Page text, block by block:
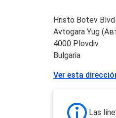
Hristo Botev
Avtogara Yug
4000 Plovdiv
Bulgaria
Ver esta
Las